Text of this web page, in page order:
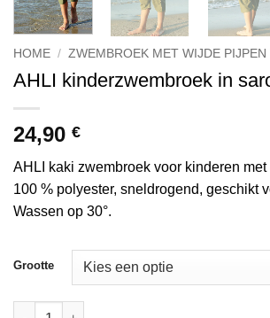
HOME / ZWEMBROEK MET WIJDE PIJPEN
AHLI kinderzwembroek in
24,90 €
AHLI kaki zwembroek voor kinderen
100 % polyester, sneldrogend, geschikt
Wassen op 30°.
Grootte
Sarouel de bain enfant AHLI Kaki aantal